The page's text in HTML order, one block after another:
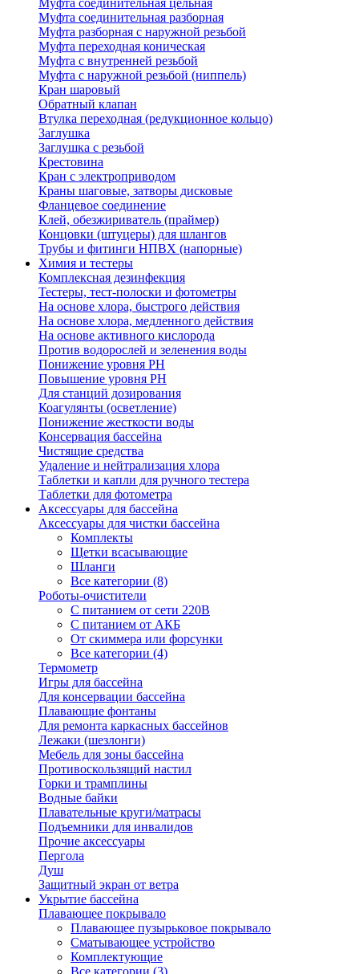
Муфта соединительная цельная
Муфта соединительная разборная
Муфта разборная с наружной резьбой
Муфта переходная коническая
Муфта с внутренней резьбой
Муфта с наружной резьбой (ниппель)
Кран шаровый
Обратный клапан
Втулка переходная (редукционное кольцо)
Заглушка
Заглушка с резьбой
Крестовина
Кран с электроприводом
Краны шаговые, затворы дисковые
Фланцевое соединение
Клей, обезжириватель (праймер)
Концовки (штуцеры) для шлангов
Трубы и фитинги НПВХ (напорные)
Химия и тестеры
Комплексная дезинфекция
Тестеры, тест-полоски и фотометры
На основе хлора, быстрого действия
На основе хлора, медленного действия
На основе активного кислорода
Против водорослей и зеленения воды
Понижение уровня РН
Повышение уровня РН
Для станций дозирования
Коагулянты (осветление)
Понижение жесткости воды
Консервация бассейна
Чистящие средства
Удаление и нейтрализация хлора
Таблетки и капли для ручного тестера
Таблетки для фотометра
Аксессуары для бассейна
Аксессуары для чистки бассейна
Комплекты
Щетки всасывающие
Шланги
Все категории (8)
Роботы-очистители
С питанием от сети 220В
С питанием от АКБ
От скиммера или форсунки
Все категории (4)
Термометр
Игры для бассейна
Для консервации бассейна
Плавающие фонтаны
Для ремонта каркасных бассейнов
Лежаки (шезлонги)
Мебель для зоны бассейна
Противоскользящий настил
Горки и трамплины
Водные байки
Плавательные круги/матрасы
Подъемники для инвалидов
Прочие аксессуары
Пергола
Душ
Защитный экран от ветра
Укрытие бассейна
Плавающее покрывало
Плавающее пузырьковое покрывало
Сматывающее устройство
Комплектующие
Все категории (3)